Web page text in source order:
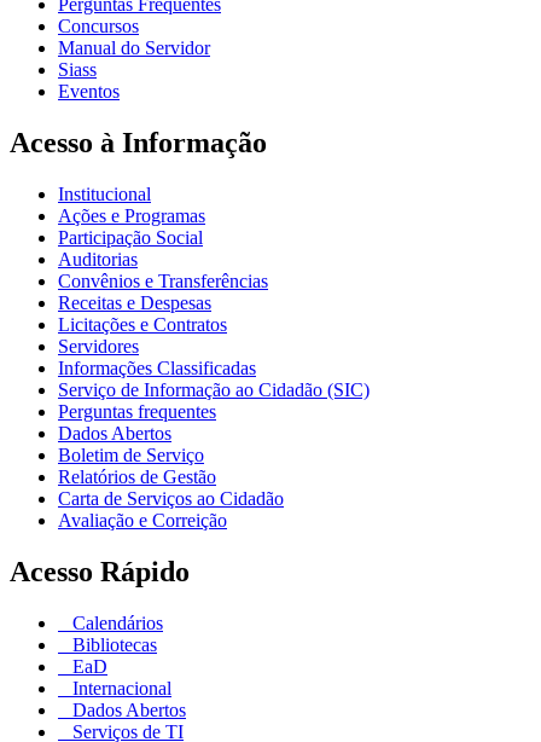
Perguntas Frequentes
Concursos
Manual do Servidor
Siass
Eventos
Acesso à Informação
Institucional
Ações e Programas
Participação Social
Auditorias
Convênios e Transferências
Receitas e Despesas
Licitações e Contratos
Servidores
Informações Classificadas
Serviço de Informação ao Cidadão (SIC)
Perguntas frequentes
Dados Abertos
Boletim de Serviço
Relatórios de Gestão
Carta de Serviços ao Cidadão
Avaliação e Correição
Acesso Rápido
Calendários
Bibliotecas
EaD
Internacional
Dados Abertos
Serviços de TI